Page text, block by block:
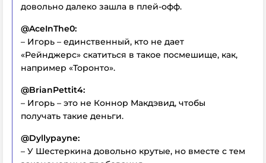
довольно далеко зашла в плей-офф.
@AceInThe0:
– Игорь – единственный, кто не дает
«Рейнджерс» скатиться в такое посмешище, как,
например «Торонто».
@BrianPettit4:
– Игорь – это не Коннор Макдэвид, чтобы
получать такие деньги.
@Dyllypayne:
– У Шестеркина довольно крутые, но вместе с тем